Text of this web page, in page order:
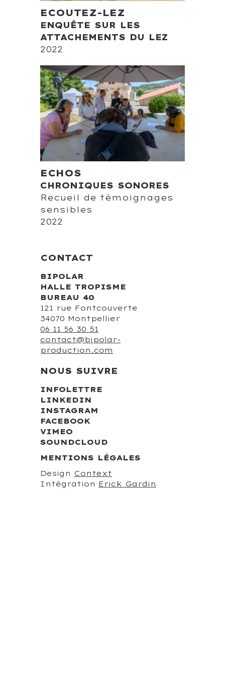
ECOUTEZ-LEZ
ENQUÊTE SUR LES
ATTACHEMENTS DU LEZ
2022
ECHOS
CHRONIQUES SONORES
Recueil de témoignages
sensibles
2022
CONTACT
BIPOLAR
HALLE TROPISME
BUREAU 40
121 rue Fontcouverte
34070 Montpellier
06 11 56 30 51
contact@bipolar-
production.com
NOUS SUIVRE
INFOLETTRE
LINKEDIN
INSTAGRAM
FACEBOOK
VIMEO
SOUNDCLOUD
MENTIONS LÉGALES
Design Context
Intégration Erick Gardin